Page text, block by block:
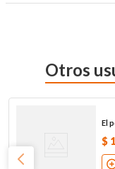
Otros
El
$